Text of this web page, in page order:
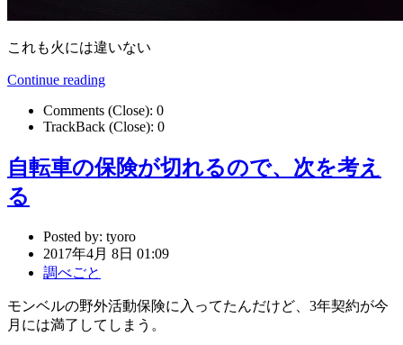
これも火には違いない
Continue reading
Comments (Close): 0
TrackBack (Close): 0
自転車の保険が切れるので、次を考え
る
Posted by: tyoro
2017年4月 8日 01:09
調べごと
モンベルの野外活動保険に入ってたんだけど、3年契約が今
月には満了してしまう。